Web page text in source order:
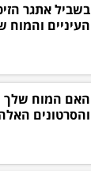
בשביל אתגר
העיניים והמוח
האם המוח שלך
והסרטונים